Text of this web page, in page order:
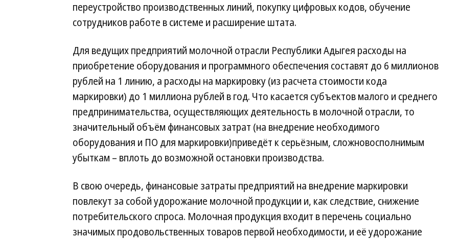
переустройство производственных линий, покупку цифровых кодов, обучение
сотрудников работе в системе и расширение штата.
Для ведущих предприятий молочной отрасли Республики Адыгея расходы на
приобретение оборудования и программного обеспечения составят до 6 миллионов
рублей на 1 линию, а расходы на маркировку (из расчета стоимости кода
маркировки) до 1 миллиона рублей в год. Что касается субъектов малого и среднего
предпринимательства, осуществляющих деятельность в молочной отрасли, то
значительный объём финансовых затрат (на внедрение необходимого
оборудования и ПО для маркировки)приведёт к серьёзным, сложновосполнимым
убыткам – вплоть до возможной остановки производства.
В свою очередь, финансовые затраты предприятий на внедрение маркировки
повлекут за собой удорожание молочной продукции и, как следствие, снижение
потребительского спроса. Молочная продукция входит в перечень социально
значимых продовольственных товаров первой необходимости, и её удорожание